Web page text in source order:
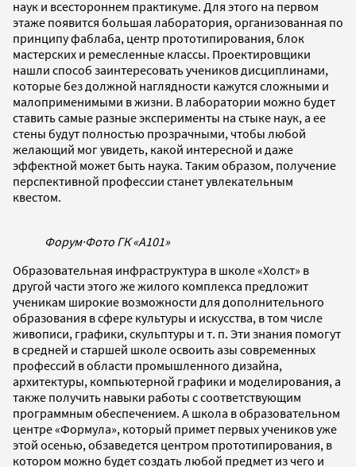
наук и всестороннем практикуме. Для этого на первом
этаже появится большая лаборатория, организованная по
принципу фаблаба, центр прототипирования, блок
мастерских и ремесленные классы. Проектировщики
нашли способ заинтересовать учеников дисциплинами,
которые без должной наглядности кажутся сложными и
малоприменимыми в жизни. В лаборатории можно будет
ставить самые разные эксперименты на стыке наук, а ее
стены будут полностью прозрачными, чтобы любой
желающий мог увидеть, какой интересной и даже
эффектной может быть наука. Таким образом, получение
перспективной профессии станет увлекательным
квестом.
Форум·Фото ГК «А101»
Образовательная инфраструктура в школе «Холст» в
другой части этого же жилого комплекса предложит
ученикам широкие возможности для дополнительного
образования в сфере культуры и искусства, в том числе
живописи, графики, скульптуры и т. п. Эти знания помогут
в средней и старшей школе освоить азы современных
профессий в области промышленного дизайна,
архитектуры, компьютерной графики и моделирования, а
также получить навыки работы с соответствующим
программным обеспечением. А школа в образовательном
центре «Формула», который примет первых учеников уже
этой осенью, обзаведется центром прототипирования, в
котором можно будет создать любой предмет из чего и